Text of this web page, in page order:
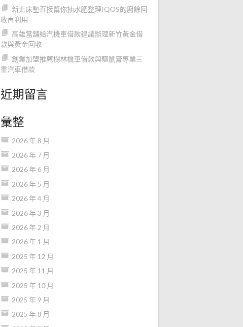
新北床墊直接幫你抽水肥整理IQOS的廚餘回
收再利用
高雄當舖給汽機車借款建議辦理新竹黃金借
款與黃金回收
創業加盟推薦樹林機車借款與驅鼠膏專業三
重汽車借款
近期留言
彙整
2026 年 8 月
2026 年 7 月
2026 年 6 月
2026 年 5 月
2026 年 4 月
2026 年 3 月
2026 年 2 月
2026 年 1 月
2025 年 12 月
2025 年 11 月
2025 年 10 月
2025 年 9 月
2025 年 8 月